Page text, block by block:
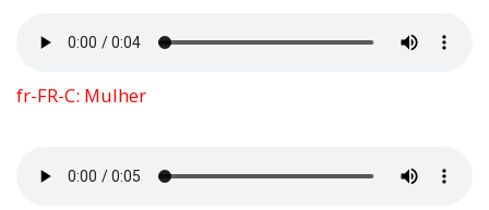
fr-FR-C: Mulher